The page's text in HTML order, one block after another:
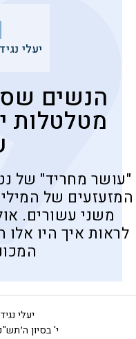
יעלי
הנשים
מטלטלות
"עושר מחריד" של
המזעזעים של
לראות איך היו
יעלי
י' בסיון